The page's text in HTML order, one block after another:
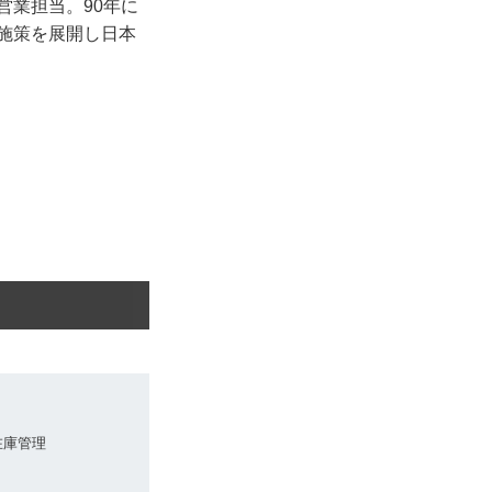
業担当。90年に
策を展開し日本
管理